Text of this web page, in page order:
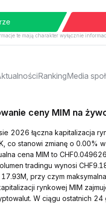
te mają charakter wyłącznie
RankingMedia
ceny MIM na
2026 łączna kapitalizacja
co stanowi zmianę o 0.00%
cena MIM to
tradingu wynosi
17.93M, przy czym
rynkowej MIM
W ciągu ostatnich